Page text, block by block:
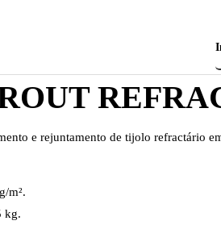
e rejuntamento de tijolo refractário
m².
kg.